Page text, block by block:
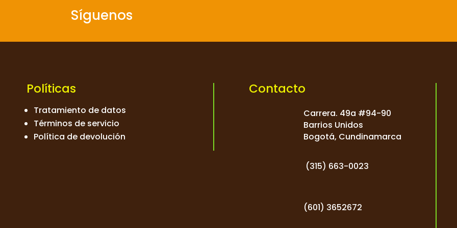
Síguenos
Políticas
Tratamiento de datos
Términos de servicio
Política de devolución
Contacto
Carrera. 49a #94-90
Barrios Unidos
Bogotá, Cundinamarca
(315) 663-0023
(601) 3652672